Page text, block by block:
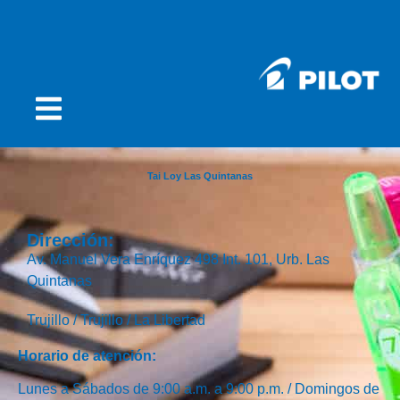
Tai Loy Las Quintanas
Dirección:
Av. Manuel Vera Enríquez 498 Int. 101, Urb. Las
Quintanas
Trujillo /Trujillo / La Libertad
Horario de atención:
Lunes a Sábados de 9:00 a.m. a 9:00 p.m. / Domingos de